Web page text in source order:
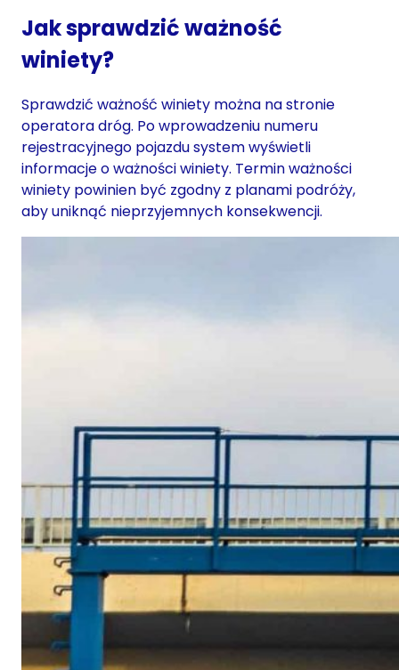
Jak sprawdzić ważność
winiety?
Sprawdzić ważność winiety można na stronie
operatora dróg. Po wprowadzeniu numeru
rejestracyjnego pojazdu system wyświetli
informacje o ważności winiety. Termin ważności
winiety powinien być zgodny z planami podróży,
aby uniknąć nieprzyjemnych konsekwencji.